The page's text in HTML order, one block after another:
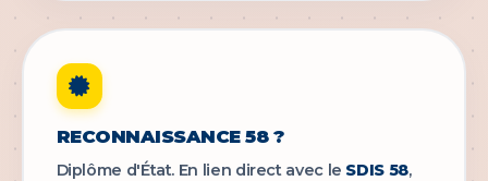
RECONNAISSANCE 58 ?
Diplôme d'État. En lien direct avec le SDIS 58,